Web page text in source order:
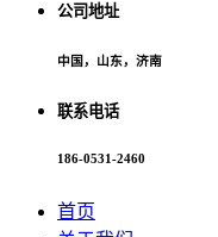
公司地址
中国，山东，济南
联系电话
186-0531-2460
首页